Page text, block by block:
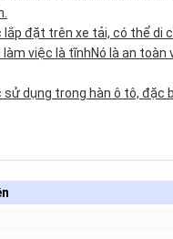
đặt trên xe tải, có thể di
việc là tĩnhNó là an
dụng trong hàn ô tô, đặc